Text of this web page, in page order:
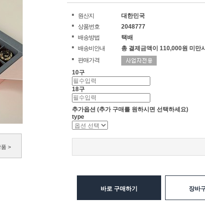
품 >
원산지
대한민국
상품번호
2048777
배송방법
택배
배송비안내
총 결제금액이 110,000원 미만
판매가격
10구
18구
추가옵션 (추가 구매를 원하시면 선택하세요)
type
바로 구매하기 장바